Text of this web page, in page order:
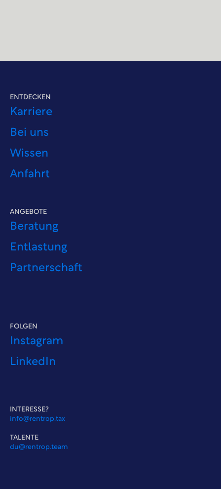
ENTDECKEN
Karriere
Bei uns
Wissen
Anfahrt
ANGEBOTE
Beratung
Entlastung
Partnerschaft
FOLGEN
Instagram
LinkedIn
INTERESSE?
info@rentrop.tax
TALENTE
du@rentrop.team